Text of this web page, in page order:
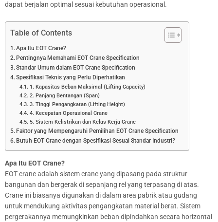
dapat berjalan optimal sesuai kebutuhan operasional.
Table of Contents
Apa Itu EOT Crane?
Pentingnya Memahami EOT Crane Specification
Standar Umum dalam EOT Crane Specification
Spesifikasi Teknis yang Perlu Diperhatikan
1. Kapasitas Beban Maksimal (Lifting Capacity)
2. Panjang Bentangan (Span)
3. Tinggi Pengangkatan (Lifting Height)
4. Kecepatan Operasional Crane
5. Sistem Kelistrikan dan Kelas Kerja Crane
Faktor yang Mempengaruhi Pemilihan EOT Crane Specification
Butuh EOT Crane dengan Spesifikasi Sesuai Standar Industri?
Apa Itu EOT Crane?
EOT crane adalah sistem crane yang dipasang pada struktur
bangunan dan bergerak di sepanjang rel yang terpasang di atas.
Crane ini biasanya digunakan di dalam area pabrik atau gudang
untuk mendukung aktivitas pengangkatan material berat. Sistem
pergerakannya memungkinkan beban dipindahkan secara horizontal